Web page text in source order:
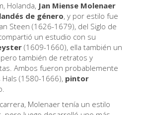
ahora
virtual
obras
salas
Artistas
nuevas salas
Museos
Holanda, Jan Miense Molenaer
de género, y por estilo fue
Steen (1626-1679), del Siglo de
un estudio con su
(1609-1660), ella también un
también de retratos y
Ambos fueron probablemente
(1580-1666), pintor
Molenaer tenía un estilo